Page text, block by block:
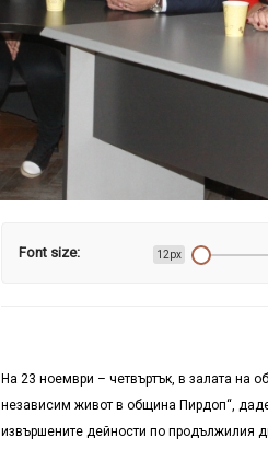
Font size: 12px
На 23 ноември – четвъртък, в залата на
независим живот в община Пирдоп“,
извършените дейности по продължилия